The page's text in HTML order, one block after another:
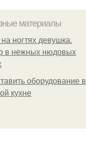
материалы
ногтях девушка.
в нежных нюдовых
оборудование в
кухне